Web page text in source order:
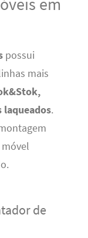
possui
mais
laqueados.
de